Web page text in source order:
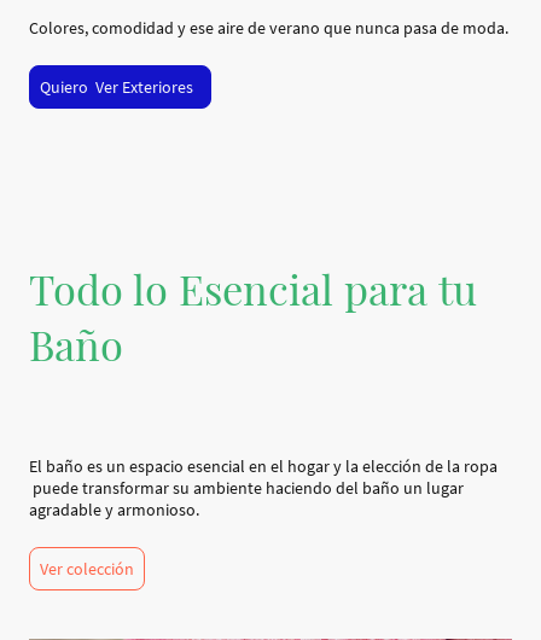
Colores, comodidad y ese aire de verano que nunca pasa de moda.
Quiero Ver Exteriores
Todo lo Esencial para tu
Baño
El baño es un espacio esencial en el hogar y la elección de la ropa
puede transformar su ambiente haciendo del baño un lugar
agradable y armonioso.
Ver colección